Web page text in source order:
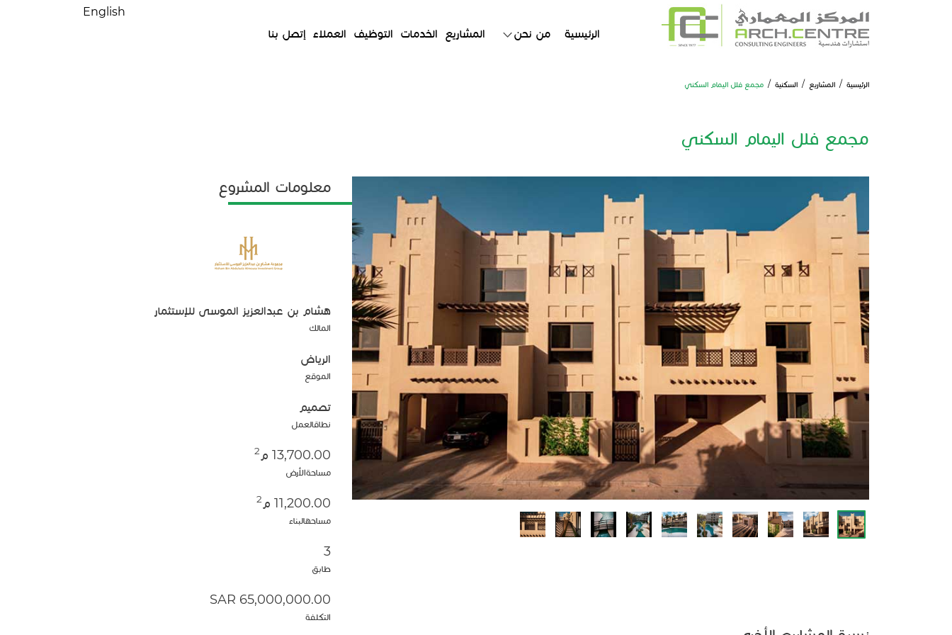
English
الرئيسية من نحن المشاريع الخدمات التوظيف العملاء إتصل بنا
الرئيسية / المشاريع / السكنية / مجمع فلل اليمام السكني
مجمع فلل اليمام السكني
معلومات المشروع
هشام بن عبدالعزيز الموسى للإستثمار
المالك
الرياض
الموقع
تصميم
نطاقالعمل
13,700.00 م 2
مساحةالأرض
11,200.00 م 2
مساحهالبناء
3
طابق
65,000,000.00 SAR
التكلفة